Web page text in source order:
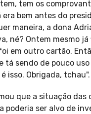
tem os
era bem antes do
maneira, a dona
né? Ontem mesmo já
em outro cartão.
tá sendo de pouco uso
isso. Obrigada, tchau".
que a situação das
poderia ser alvo de